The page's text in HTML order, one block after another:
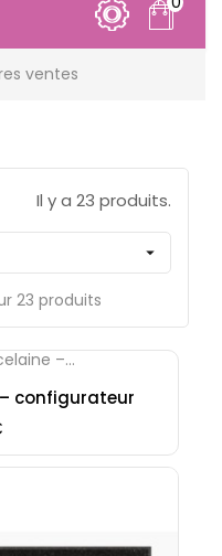
ventes
Il y a 23 produits.

23 produits
configurateur